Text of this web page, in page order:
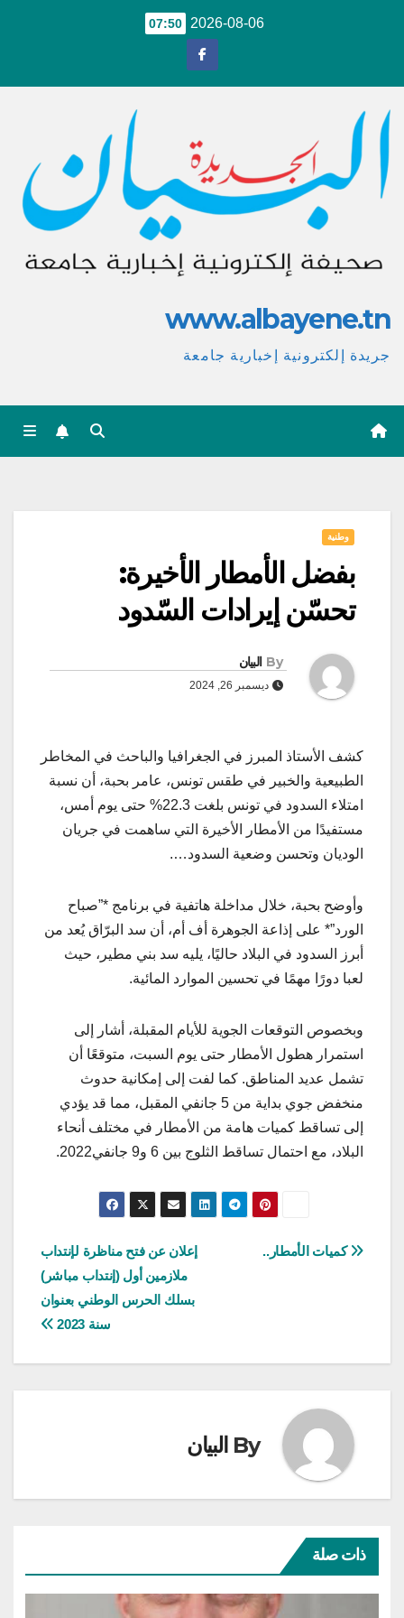
2026-08-06
07:50
www.albayene.tn
جريدة إلكترونية إخبارية جامعة
وطنية
بفضل الأمطار الأخيرة:
تحسّن إيرادات السّدود
By البيان
ديسمبر 26, 2024
كشف الأستاذ المبرز في الجغرافيا والباحث في المخاطر
الطبيعية والخبير في طقس تونس، عامر بحبة، أن نسبة
امتلاء السدود في تونس بلغت 22.3% حتى يوم أمس،
مستفيدًا من الأمطار الأخيرة التي ساهمت في جريان
الوديان وتحسن وضعية السدود….
وأوضح بحبة، خلال مداخلة هاتفية في برنامج *”صباح
الورد”* على إذاعة الجوهرة أف أم، أن سد البرّاق يُعد من
أبرز السدود في البلاد حاليًا، يليه سد بني مطير، حيث
لعبا دورًا مهمًا في تحسين الموارد المائية.
وبخصوص التوقعات الجوية للأيام المقبلة، أشار إلى
استمرار هطول الأمطار حتى يوم السبت، متوقعًا أن
تشمل عديد المناطق. كما لفت إلى إمكانية حدوث
منخفض جوي بداية من 5 جانفي المقبل، مما قد يؤدي
إلى تساقط كميات هامة من الأمطار في مختلف أنحاء
البلاد، مع احتمال تساقط الثلوج بين 6 و9 جانفي2022.
تصفّح
إعلان عن فتح مناظرة لإنتداب
ملازمين أول (إنتداب مباشر)
بسلك الحرس الوطني بعنوان
سنة 2023
كميات الأمطار..
By البيان
ذات صلة